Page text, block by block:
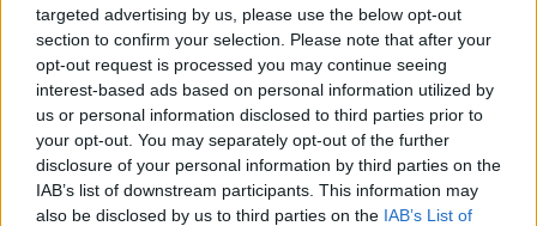
targeted advertising by us, please use the below opt-out
section to confirm your selection. Please note that after your
opt-out request is processed you may continue seeing
interest-based ads based on personal information utilized by
us or personal information disclosed to third parties prior to
your opt-out. You may separately opt-out of the further
disclosure of your personal information by third parties on the
IAB’s list of downstream participants. This information may
also be disclosed by us to third parties on the IAB’s List of
... σχόλια| Κάνε click για να σχολιάσεις